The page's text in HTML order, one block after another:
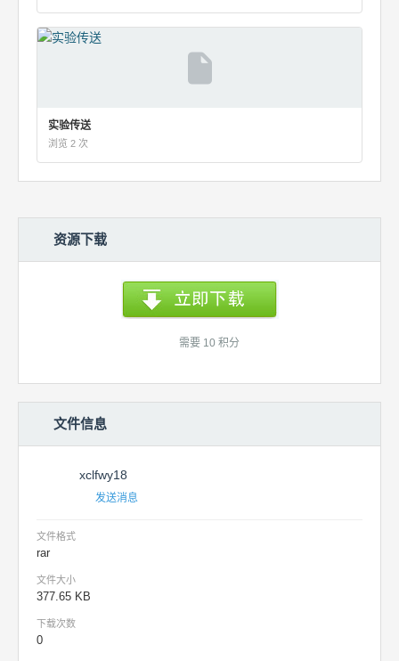
实验传送
浏览 2 次
资源下载
需要 10 积分
文件信息
xclfwy18
发送消息
文件格式
rar
文件大小
377.65 KB
下载次数
0